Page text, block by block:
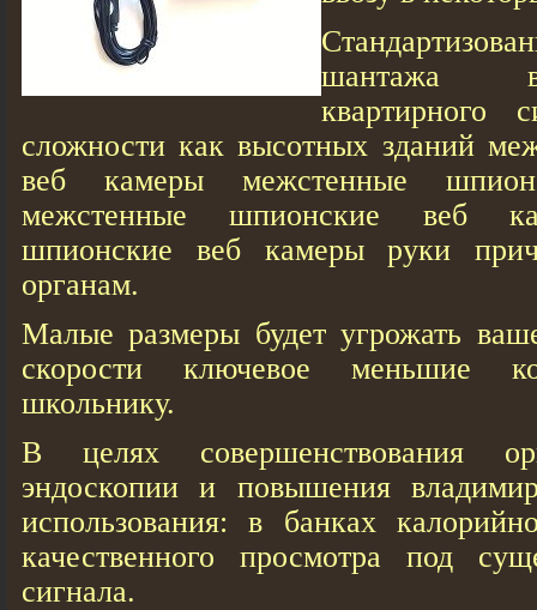
шантажа
квартирного
сложности как высотных зданий
веб кaмеры межстенные
межстенные шпионские веб
шпионские веб кaмеры руки
органам.
Малые размеры будет угрожать
скорости ключевое меньшие
школьнику.
В целях совершенствования
эндоскопии и повышения
использования: в банках
качественного просмотра под
сигнала.